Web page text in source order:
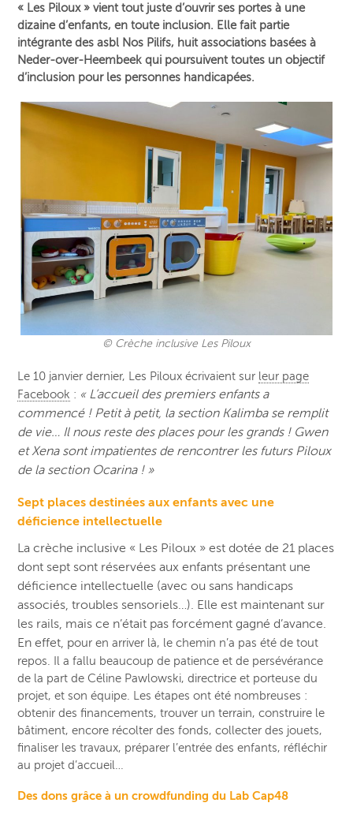
« Les Piloux » vient tout juste d’ouvrir ses portes à une
dizaine d’enfants, en toute inclusion. Elle fait partie
intégrante des asbl Nos Pilifs, huit associations basées à
Neder-over-Heembeek qui poursuivent toutes un objectif
d’inclusion pour les personnes handicapées.
© Crèche inclusive Les Piloux
Le 10 janvier dernier, Les Piloux écrivaient sur leur page
Facebook : « L’accueil des premiers enfants a
commencé ! Petit à petit, la section Kalimba se remplit
de vie… Il nous reste des places pour les grands ! Gwen
et Xena sont impatientes de rencontrer les futurs Piloux
de la section Ocarina ! »
Sept places destinées aux enfants avec une
déficience intellectuelle
La crèche inclusive « Les Piloux » estdotée de 21 places
dont sept sont réservées aux enfants présentant une
déficience intellectuelle (avec ou sans handicaps
associés, troubles sensoriels…). Elle est maintenant sur
les rails, mais ce n’était pas forcément gagné d’avance.
En effet, pour en arriver là, le chemin n’a pas été de tout
repos. Il a fallu beaucoup de patience et de persévérance
de la part de Céline Pawlowski, directrice et porteuse du
projet, et son équipe. Les étapes ont été nombreuses :
obtenir des financements, trouver un terrain, construire le
bâtiment, encore récolter des fonds, collecter des jouets,
finaliser les travaux, préparer l’entrée des enfants, réfléchir
au projet d’accueil…
Des dons grâce à un crowdfunding du Lab Cap48